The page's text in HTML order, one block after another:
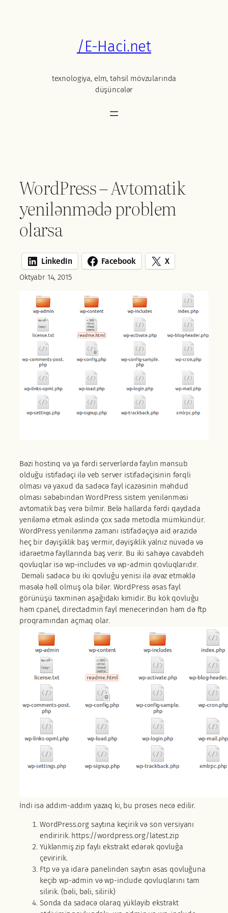
/E-Haci.net
texnologiya, elm, təhsil mövzularında
düşüncələr
WordPress – Avtomatik
yenilənmədə problem
olarsa
LinkedIn Facebook X
Oktyabr 14, 2015
Bəzi hostinq və ya fərdi serverlərdə faylın mənsub
olduğu istifadəçi ilə veb server istifadəçisinin fərqli
olması və yaxud da sadəcə fayl icazəsinin məhdud
olması səbəbindən WordPress sistem yenilənməsi
avtomatik baş verə bilmir. Belə hallarda fərdi qaydada
yeniləmə etmək əslində çox sadə metodla mümkündür.
WordPress yenilənmə zamanı istifadəçiyə aid ərazidə
heç bir dəyişiklik baş vermir, dəyişiklik yalnız nüvədə və
idarəetmə fayllarında baş verir. Bu iki sahəyə cavabdeh
qovluqlar isə wp-includes və wp-admin qovluqlarıdır.
Deməli sadəcə bu iki qovluğu yenisi ilə əvəz etməklə
məsələ həll olmuş ola bilər. WordPress əsas fayl
görünüşü təxminən aşağıdakı kimidir. Bu kök qovluğu
həm cpanel, directadmin fayl menecerindən həm də ftp
proqramından açmaq olar.
İndi isə addım-addım yazaq ki, bu proses necə edilir.
WordPress.org saytına keçirik və son versiyanı
endiririk. https://wordpress.org/latest.zip
Yüklənmiş zip faylı ekstrakt edərək qovluğa
çeviririk.
Ftp və ya idarə panelindən saytın əsas qovluğuna
keçib wp-admin və wp-include qovluqlarını tam
silirik. (bəli, bəli, silirik)
Sonda da sadəcə olaraq yükləyib ekstrakt